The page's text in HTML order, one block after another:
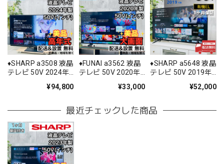
♦️SHARP a3508 液晶
テレビ 50V 2024年
¥94,800
♦️FUNAI a3562 液晶
テレビ 50V 2020年
¥33,000
♦️SHARP a5648 液晶
テレビ 50V 2019年
¥52,000
最近チェックした商品